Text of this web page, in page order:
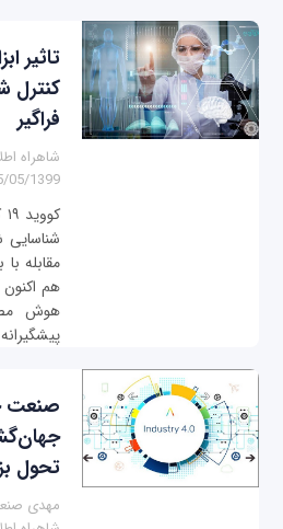
تاثیر
کنترل
فراگیر
شاهراه
1399 - 14:40
مقابله
هم
هوش
صنعت
تحول
مهدی